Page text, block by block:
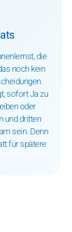
die
noch kein
sofort Ja zu
oder
und dritten
sein. Denn
für spätere